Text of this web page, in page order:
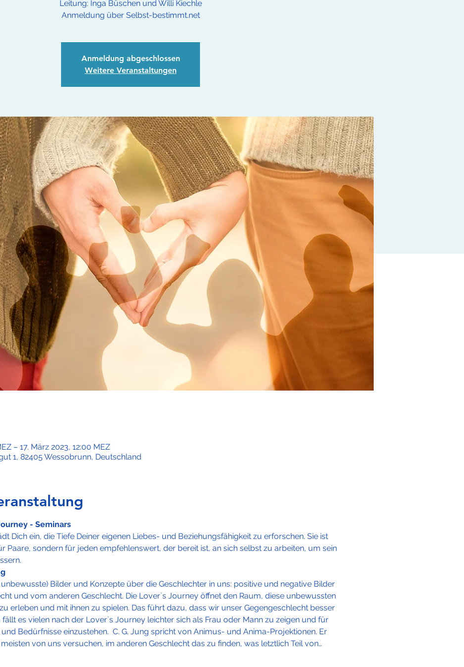
Leitung: Inga Büschen und Willi Kiechle
Anmeldung über Selbst-bestimmt.net
Anmeldung abgeschlossen
Weitere Veranstaltungen
– 17. März 2023, 12:00 MEZ
1, 82405 Wessobrunn, Deutschland
- Seminars
Dich ein, die Tiefe Deiner eigenen Liebes- und Beziehungsfähigkeit zu erforschen. Sie ist
Paare, sondern für jeden empfehlenswert, der bereit ist, an sich selbst zu arbeiten, um sein
Bilder und Konzepte über die Geschlechter in uns: positive und negative Bilder
und vom anderen Geschlecht. Die Lover`s Journey öffnet den Raum, diese unbewussten
erleben und mit ihnen zu spielen. Das führt dazu, dass wir unser Gegengeschlecht besser
es vielen nach der Lover`s Journey leichter sich als Frau oder Mann zu zeigen und für
Bedürfnisse einzustehen.  C. G. Jung spricht von Animus- und Anima-Projektionen. Er
von uns versuchen, im anderen Geschlecht das zu finden, was letztlich Teil von…